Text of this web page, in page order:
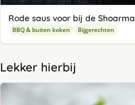
Rode saus voor bij de Shoarma
BBQ & buiten koken Bijgerechten
Lekker hierbij